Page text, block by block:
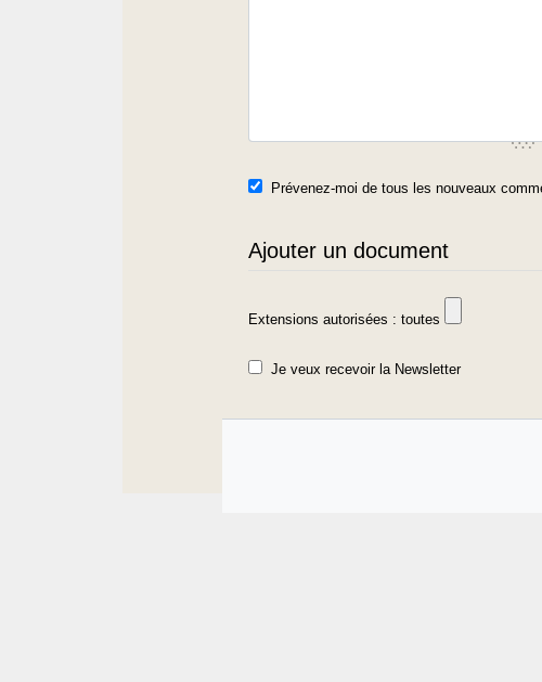
Prévenez-moi de tous les nouveaux
Ajouter un document
Extensions autorisées : toutes
Je veux recevoir la Newsletter